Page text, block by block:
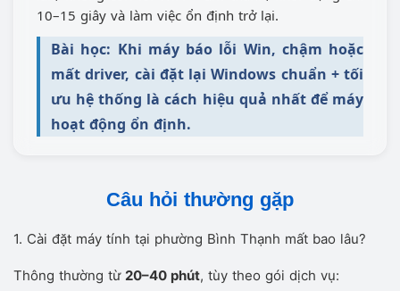
10–15 giây và làm việc ổn định trở lại.
Bài học: Khi máy báo lỗi Win, chậm hoặc
mất driver, cài đặt lại Windows chuẩn + tối
ưu hệ thống là cách hiệu quả nhất để máy
hoạt động ổn định.
Câu hỏi thường gặp
1. Cài đặt máy tính tại phường Bình Thạnh mất bao lâu?
Thông thường từ 20–40 phút, tùy theo gói dịch vụ: